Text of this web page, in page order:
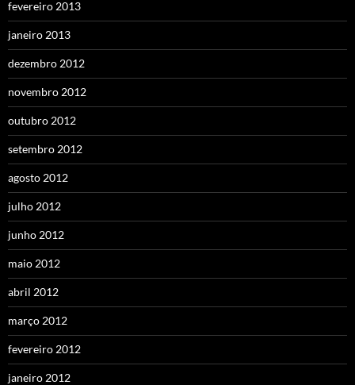
fevereiro 2013
janeiro 2013
dezembro 2012
novembro 2012
outubro 2012
setembro 2012
agosto 2012
julho 2012
junho 2012
maio 2012
abril 2012
março 2012
fevereiro 2012
janeiro 2012